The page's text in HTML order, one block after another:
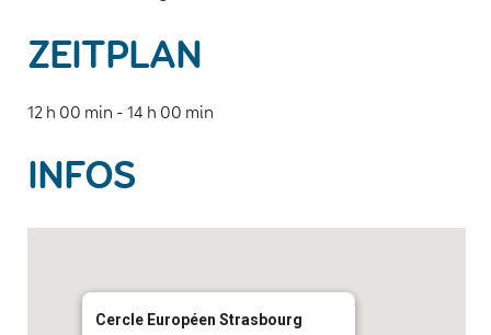
ZEITPLAN
12 h 00 min - 14 h 00 min
INFOS
Cercle Européen Strasbourg